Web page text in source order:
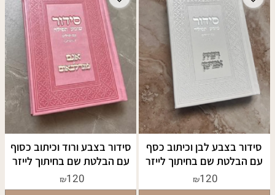
סידור בצבע לבן וכיתוב כסף
עם הבלטת שם בחיתוך לייזר
₪120
סידור בצבע ורוד וכיתוב כסוף
עם הבלטת שם בחיתוך לייזר
₪120